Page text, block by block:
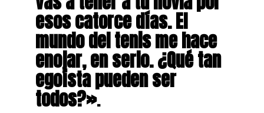
esos catorce días. El
mundo del tenis me hace
enojar, en serio. ¿Qué tan
egoísta pueden ser
todos?».